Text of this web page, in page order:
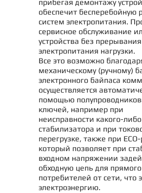
прибегая демонтажу
обеспечит бесперебойную
систем электропитания.
сервисное обслуживание
устройства без прерывания
электропитания нагрузки.
Все это возможно
механическому (ручному)
электронного байпаса
осуществляется
помощью
ключей, например при
неисправности какого-
стабилизатора и при
перегрузке, также при
который позволяет при
входном напряжении
обходную цепь для
потребителей от сети, что
электроэнергию.